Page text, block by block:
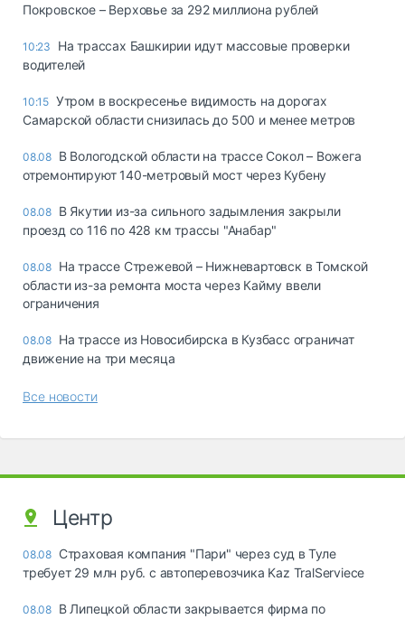
Покровское – Верховье за 292 миллиона рублей
10:23
На трассах Башкирии идут массовые проверки
водителей
10:15 Утром в воскресенье видимость на дорогах
Самарской области снизилась до 500 и менее метров
08.08 В Вологодской области на трассе Сокол – Вожега
отремонтируют 140-метровый мост через Кубену
08.08 В Якутии из-за сильного задымления закрыли
проезд со 116 по 428 км трассы "Анабар"
08.08 На трассе Стрежевой – Нижневартовск в Томской
области из-за ремонта моста через Кайму ввели
ограничения
08.08 На трассе из Новосибирска в Кузбасс ограничат
движение на три месяца
Все новости
Центр
08.08 Страховая компания "Пари" через суд в Туле
требует 29 млн руб. с автоперевозчика Kaz TralServiece
08.08 В Липецкой области закрывается фирма по